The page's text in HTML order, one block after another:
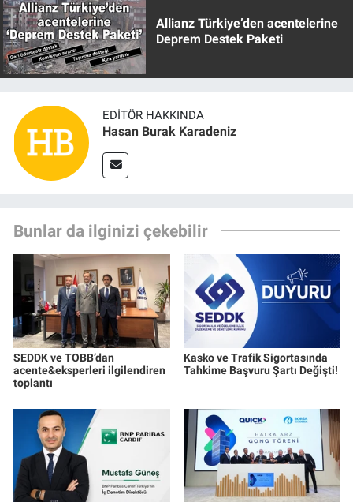
Allianz Türkiye’den acentelerine
Deprem Destek Paketi
EDITÖR HAKKINDA
Hasan Burak Karadeniz
Bunlar da ilginizi çekebilir
SEDDK ve TOBB’dan
acente&eksperleri ilgilendiren
toplantı
Kasko ve Trafik Sigortasında
Tahkime Başvuru Şartı Değişti!